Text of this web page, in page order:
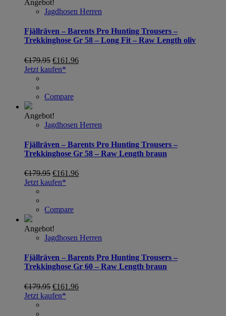
Angebot!
Jagdhosen Herren
Fjällräven – Barents Pro Hunting Trousers –
Trekkinghose Gr 58 – Long Fit – Raw Length oliv
€179.95 €161.96
Jetzt kaufen*
Compare
Angebot!
Jagdhosen Herren
Fjällräven – Barents Pro Hunting Trousers –
Trekkinghose Gr 58 – Raw Length braun
€179.95 €161.96
Jetzt kaufen*
Compare
Angebot!
Jagdhosen Herren
Fjällräven – Barents Pro Hunting Trousers –
Trekkinghose Gr 60 – Raw Length braun
€179.95 €161.96
Jetzt kaufen*